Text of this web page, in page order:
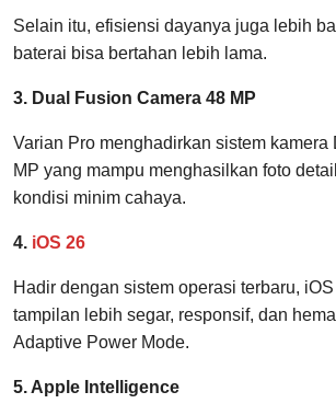
Selain itu, efisiensi dayanya juga lebih
baterai bisa bertahan lebih lama.
3. Dual Fusion Camera 48 MP
Varian Pro menghadirkan sistem kamera
MP yang mampu menghasilkan foto
kondisi minim cahaya.
4. iOS 26
Hadir dengan sistem operasi terbaru,
tampilan lebih segar, responsif, dan
Adaptive Power Mode.
5. Apple Intelligence